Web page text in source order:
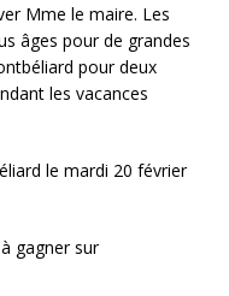
Mme le maire. Les
âges pour de grandes
pour deux
les vacances
le mardi 20 février
gagner sur